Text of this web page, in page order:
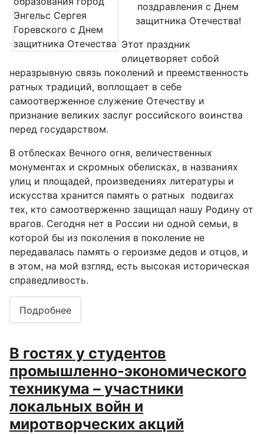
поздравления с Днем
защитника Отечества!
Этот праздник
олицетворяет собой
неразрывную связь поколений и преемственность
ратных традиций, воплощает в себе
самоотверженное служение Отечеству и
признание великих заслуг российского воинства
перед государством.
В отблесках Вечного огня, величественных
монументах и скромных обелисках, в названиях
улиц и площадей, произведениях литературы и
искусства хранится память о ратных подвигах
тех, кто самоотверженно защищал нашу Родину от
врагов. Сегодня нет в России ни одной семьи, в
которой бы из поколения в поколение не
передавалась память о героизме дедов и отцов, и
в этом, на мой взгляд, есть высокая историческая
справедливость.
Подробнее
В гостях у студентов
промышленно-экономического
техникума – участники
локальных войн и
миротворческих акций